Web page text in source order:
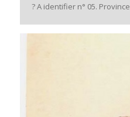
? A identifier n° 05. Province